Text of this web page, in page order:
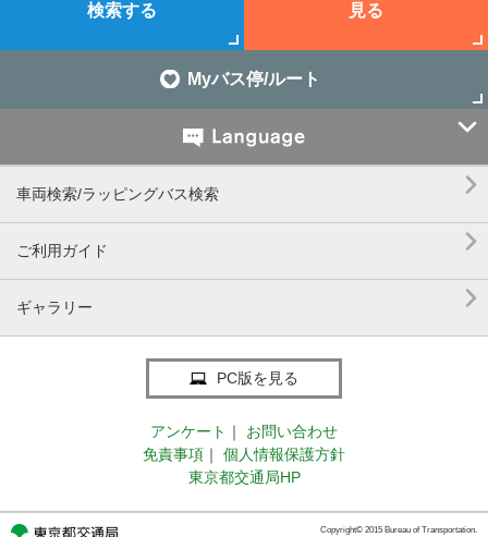
検索する
見る
Myバス停/ルート

車両検索/ラッピングバス検索 
ご利用ガイド 
ギャラリー 
PC版を見る
アンケート ｜
お問い合わせ
免責事項 ｜
個人情報保護方針
東京都交通局HP
Copyright© 2015 Bureau of Transportation.